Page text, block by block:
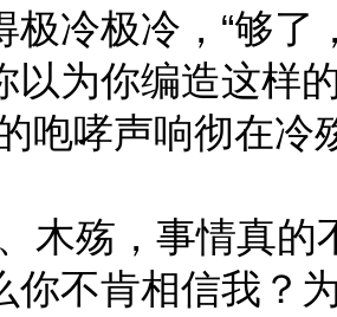
极冷极冷，“够
以为你编造这样
咆哮声响彻在冷
木殇，事情真的
你不肯相信我？